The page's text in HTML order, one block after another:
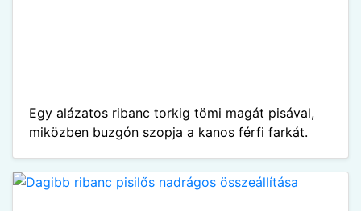
Egy alázatos ribanc torkig tömi magát pisával,
miközben buzgón szopja a kanos férfi farkát.